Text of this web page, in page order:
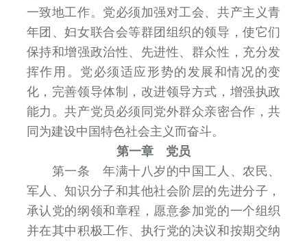
一致地工作。党必须加强对工会、共产主义青
年团、妇女联合会等群团组织的领导，使它们
保持和增强政治性、先进性、群众性，充分发
挥作用。党必须适应形势的发展和情况的变
化，完善领导体制，改进领导方式，增强执政
能力。共产党员必须同党外群众亲密合作，共
同为建设中国特色社会主义而奋斗。
第一章 党员
第一条 年满十八岁的中国工人、农民、
军人、知识分子和其他社会阶层的先进分子，
承认党的纲领和章程，愿意参加党的一个组织
并在其中积极工作、执行党的决议和按期交纳